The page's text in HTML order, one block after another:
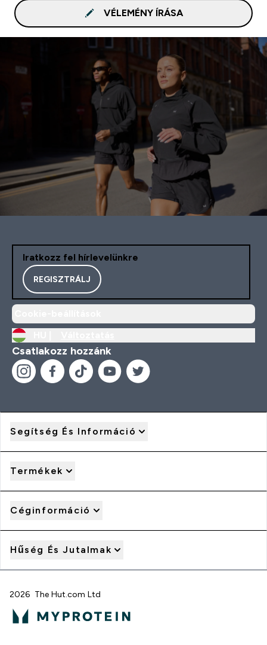
VÉLEMÉNY ÍRÁSA
Iratkozz fel hírlevelünkre
REGISZTRÁLJ
Csatlakozz hozzánk
Segítség És Információ
Termékek
Céginformáció
Hűség És Jutalmak
2026 The Hut.com Ltd